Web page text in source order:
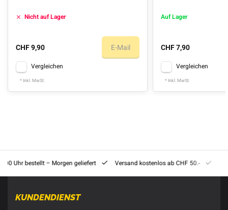
Nicht auf Lager
CHF 9,90 E-Mail
Vergleichen
* Inkl. MwSt.
Auf Lager
CHF 7,90
Vergleichen
* Inkl. MwSt.
Uhr bestellt – Morgen geliefert Versand kostenlos ab CHF 50.-
KUNDENDIENST